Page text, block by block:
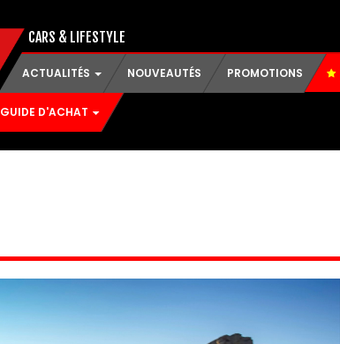
CARS & LIFESTYLE
ACTUALITÉS NOUVEAUTÉS PROMOTIONS
GUIDE D'ACHAT